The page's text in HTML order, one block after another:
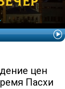
цен
Пасхи